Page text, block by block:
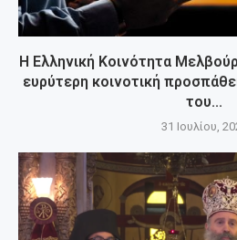
Η Ελληνική Κοινότητα
ευρύτερη κοινοτική
του...
31 Ιουλίου,